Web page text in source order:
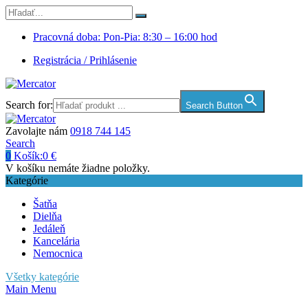
Pracovná doba: Pon-Pia: 8:30 – 16:00 hod
Registrácia / Prihlásenie
Search for: Search Button
Zavolajte nám 0918 744 145
Search
0 Košík:0 €
V košíku nemáte žiadne položky.
Kategórie
Šatňa
Dielňa
Jedáleň
Kancelária
Nemocnica
Všetky kategórie
Main Menu